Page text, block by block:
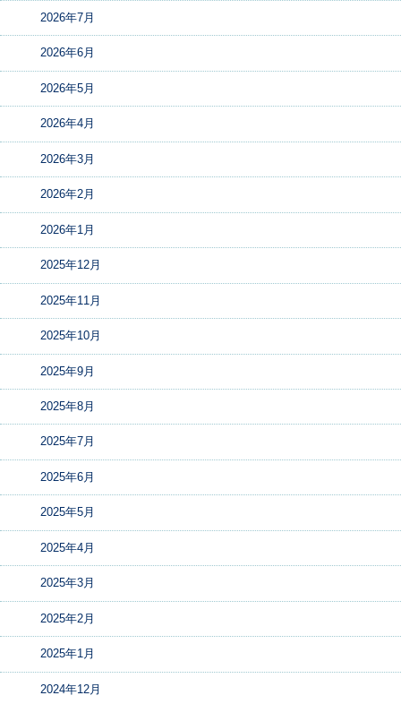
2026年7月
2026年6月
2026年5月
2026年4月
2026年3月
2026年2月
2026年1月
2025年12月
2025年11月
2025年10月
2025年9月
2025年8月
2025年7月
2025年6月
2025年5月
2025年4月
2025年3月
2025年2月
2025年1月
2024年12月